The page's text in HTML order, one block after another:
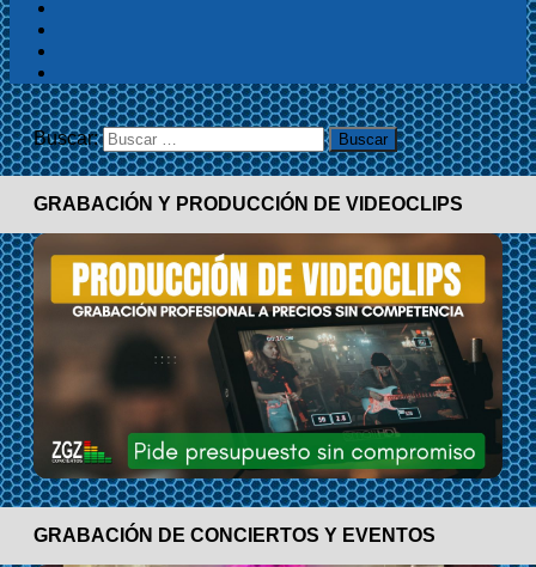
Buscar:
GRABACIÓN Y PRODUCCIÓN DE VIDEOCLIPS
GRABACIÓN DE CONCIERTOS Y EVENTOS